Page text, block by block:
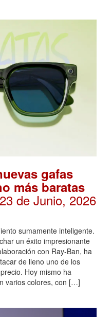
gafas
más baratas
de Junio, 2026
sumamente inteligente.
un éxito impresionante
con Ray-Ban, ha
de lleno uno de los
Hoy mismo ha
varios colores, con […]